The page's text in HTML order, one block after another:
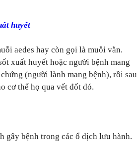
huyết
aedes hay còn gọi là muỗi vằn.
xuất huyết hoặc người bệnh mang
(người lành mang bệnh), rồi sau
cơ thể họ qua vết đốt đó.
gây bệnh trong các ổ dịch lưu hành.